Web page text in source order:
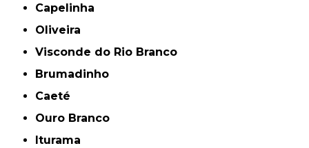
Capelinha
Oliveira
Visconde do Rio Branco
Brumadinho
Caeté
Ouro Branco
Iturama